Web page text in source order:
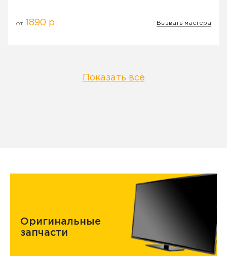
от 1890 р Вызвать мастера
Показать все
Оригинальные
запчасти